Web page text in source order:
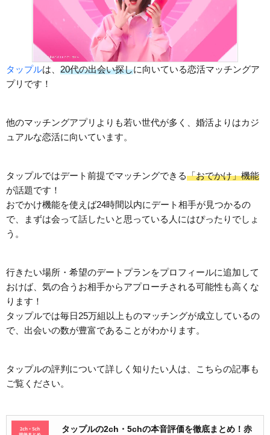
タップルは、 20代の出会い探しに向いている恋活マッチングア
プリです！
他のマッチングアプリよりも若い世代が多く、婚活よりはカジ
ュアルな恋活に向いています。
タップルではデート前提でマッチングできる「おでかけ」機能
が話題です！
おでかけ機能を使えば24時間以内にデート相手が見つかるの
で、まずは会って話したいと思っている人にはぴったりでしょ
う。
行きたい場所・希望のデートプランをプロフィールに追加して
おけば、気の合うお相手からアプローチされる可能性も高くな
ります！
タップルでは毎日25万組以上ものマッチングが成立しているの
で、出会いの数が豊富であることがわかります。
タップルの評判について詳しく知りたい人は、こちらの記事も
ご覧ください。
タップルの2ch・5chの本音評価を徹底まとめ！赤